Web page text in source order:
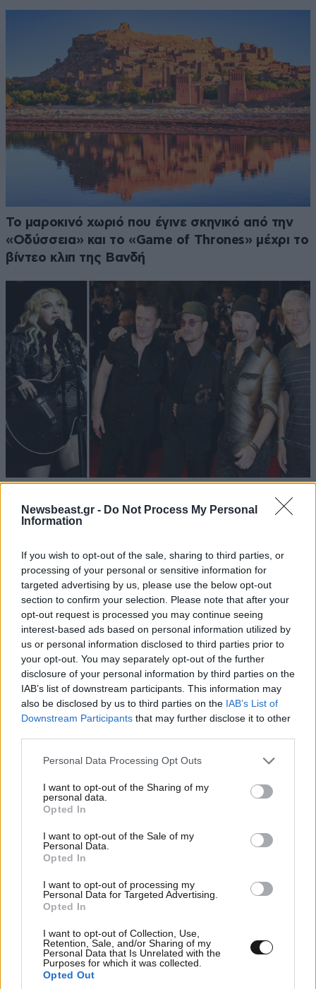
Newsbeast.gr - Do Not Process My Personal
Information
If you wish to opt-out of the sale, sharing to third parties, or
processing of your personal or sensitive information for
targeted advertising by us, please use the below opt-out
section to confirm your selection. Please note that after your
opt-out request is processed you may continue seeing
interest-based ads based on personal information utilized by
us or personal information disclosed to third parties prior to
your opt-out. You may separately opt-out of the further
disclosure of your personal information by third parties on the
IAB’s list of downstream participants. This information may
also be disclosed by us to third parties on the IAB’s List of
Downstream Participants that may further disclose it to other
Please note that this website/app uses one or more Google
not limited to your visit or usage behaviour. You may click to
grant or deny consent to Google and its third-party tags to
use your data for below specified purposes in below Google
consent section.
Personal Data Processing Opt Outs
I want to opt-out of the Sharing of my
personal data.
Opted In
I want to opt-out of the Sale of my
Personal Data.
Opted In
I want to opt-out of processing my
Personal Data for Targeted Advertising.
Opted In
I want to opt-out of Collection, Use,
Retention, Sale, and/or Sharing of my
Personal Data that Is Unrelated with the
Purposes for which it was collected.
Opted Out
Το μαροκινό χωριό που έγινε σκηνικό από την
«Οδύσσεια» και το «Game of Thrones» μέχρι το
βίντεο κλιπ της Βανδή
Η ανακοίνωση της οικογένειας
Akylas για Eurovision 2026: «Aδικηθήκαμε, δεν
ψυχοφθόρα διαδικασία»